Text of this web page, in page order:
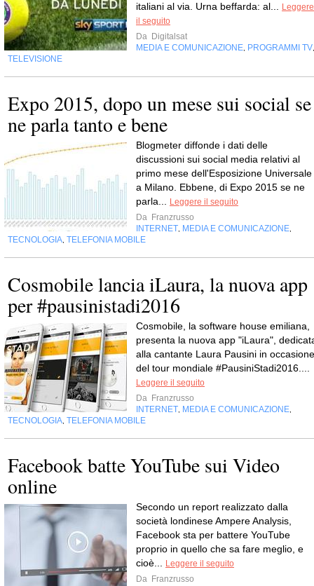
italiani al via. Urna beffarda: al...
Leggere
il seguito
Da Digitalsat
MEDIA E COMUNICAZIONE PROGRAMMI TV
TELEVISIONE
Expo 2015, dopo un mese sui social se
ne parla tanto e bene
Blogmeter diffonde i dati delle
discussioni sui social media relativi al
primo mese dell'Esposizione Universale
a Milano. Ebbene, di Expo 2015 se ne
parla...
Leggere il seguito
Da Franzrusso
INTERNET MEDIA E COMUNICAZIONE
TECNOLOGIA TELEFONIA MOBILE
Cosmobile lancia iLaura, la nuova app
per #pausinistadi2016
Cosmobile, la software house emiliana,
presenta la nuova app "iLaura",
alla cantante Laura Pausini in occasione
del tour mondiale #PausiniStadi2016....
Leggere il seguito
Da Franzrusso
INTERNET MEDIA E COMUNICAZIONE
TECNOLOGIA TELEFONIA MOBILE
Facebook batte YouTube sui Video
online
Secondo un report realizzato dalla
società londinese Ampere Analysis,
Facebook sta per battere YouTube
proprio in quello che sa fare meglio, e
cioè...
Leggere il seguito
Da Franzrusso